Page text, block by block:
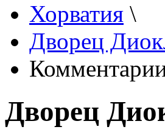
Хорватия \
Дворец
Дворец